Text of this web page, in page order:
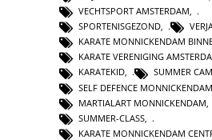
VECHTSPORT AMSTERDAM,
SPORTENISGEZOND,
KARATE MONNICKENDAM
KARATE VERENIGING
KARATEKID, SUMMER
SELF DEFENCE MONNICKENDAM
MARTIALART MONNICKENDAM
SUMMER-CLASS
KARATE MONNICKENDAM